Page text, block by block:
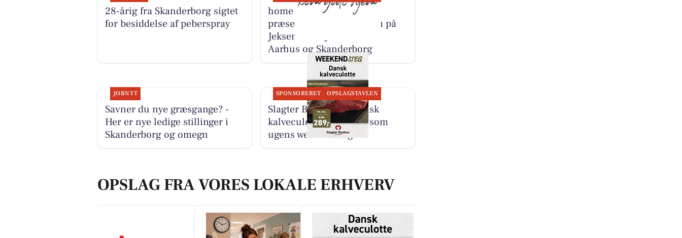
28-årig fra Skanderborg sigtet
for besiddelse af peberspray
home Skanderborg
præsenterer landejendom på
Jeksen Dalvej 44 mellem
Aarhus og Skanderborg
JOBNYT
Savner du nye græsgange? -
Her er nye ledige stillinger i
Skanderborg og omegn
SPONSORERET OPSLAGSTAVLEN
Slagter Byskov har dansk
kalveculotte til 289 kr. som
ugens weekendsteg
OPSLAG FRA VORES LOKALE ERHVERV